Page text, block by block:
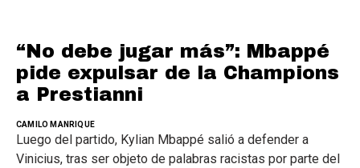
“No debe jugar más”: Mbappé
pide expulsar de la Champions
a Prestianni
CAMILO MANRIQUE
Luego del partido, Kylian Mbappé salió a defender a
Vinicius, tras ser objeto de palabras racistas por parte del